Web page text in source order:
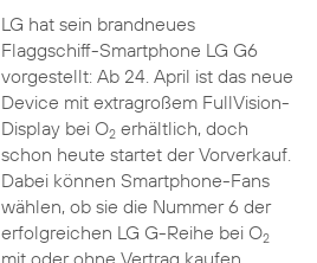
LG hat sein brandneues
Flaggschiff-Smartphone LG G6
vorgestellt: Ab 24. April ist das neue
Device mit extragroßem FullVision-
Display bei O2erhältlich, doch
schon heute startet der Vorverkauf.
Dabei können Smartphone-Fans
wählen, ob sie die Nummer 6 der
erfolgreichen LG G-Reihe bei O2
mit oder ohne Vertrag kaufen